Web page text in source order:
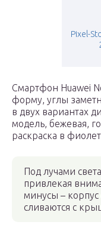
Pixel-
Смартфон Huawei
форму, углы
в двух вариантах
модель, бежевая,
раскраска в
Под лучами
привлекая
минусы –
сливаются с